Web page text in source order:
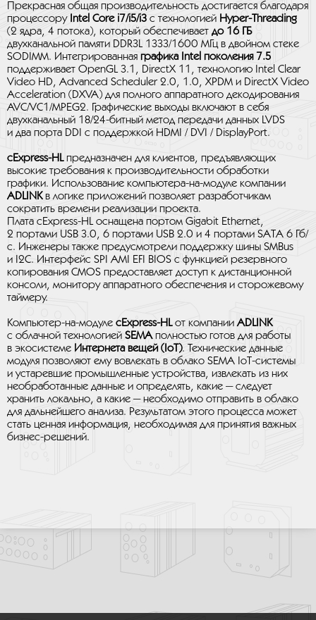
Прекрасная общая производительность достигается благодаря
процессору Intel Core i7/i5/i3 с технологией Hyper-Threading
(2 ядра, 4 потока), который обеспечивает до 16 ГБ
двухканальной памяти DDR3L 1333/1600 МГц в двойном стеке
SODIMM. Интегрированная графика Intel поколения 7.5
поддерживает OpenGL 3.1, DirectX 11, технологию Intel Clear
Video HD, Advanced Scheduler 2.0, 1.0, XPDM и DirectX Video
Acceleration (DXVA) для полного аппаратного декодирования
AVC/VC1/MPEG2. Графические выходы включают в себя
двухканальный 18/24-битный метод передачи данных LVDS
и два порта DDI с поддержкой HDMI / DVI / DisplayPort.
cExpress-HLпредназначен для клиентов, предъявляющих
высокие требования к производительности обработки
графики. Использование компьютера-на-модуле компании
ADLINKв логике приложений позволяет разработчикам
сократить времени реализации проекта.
Плата cExpress-HL оснащена портом Gigabit Ethernet,
2 портами USB 3.0, 6 портами USB 2.0 и 4 портами SATA 6 Гб/
с. Инженеры также предусмотрели поддержку шины SMBus
и I2C. Интерфейс SPI AMI EFI BIOS с функцией резервного
копирования CMOS предоставляет доступ к дистанционной
консоли, монитору аппаратного обеспечения и сторожевому
таймеру.
Компьютер-на-модуле cExpress-HLот компанииADLINK
с облачной технологией SEMAполностью готов для работы
в экосистеме Интернета вещей (IoT). Технические данные
модуля позволяют ему вовлекать в облако SEMA IoT-системы
и устаревшие промышленные устройства, извлекать из них
необработанные данные и определять, какие — следует
хранить локально, а какие — необходимо отправить в облако
для дальнейшего анализа. Результатом этого процесса может
стать ценная информация, необходимая для принятия важных
бизнес-решений.